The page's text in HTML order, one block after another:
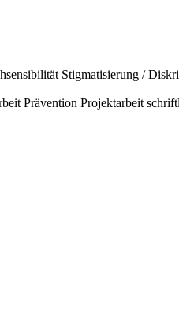
Stigmatisierung /
Prävention Projektarbeit